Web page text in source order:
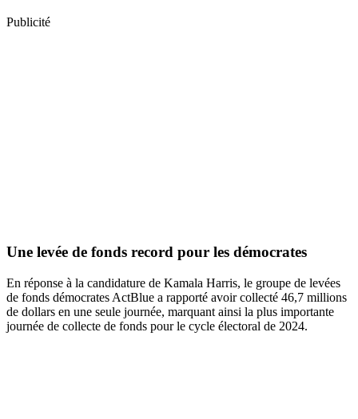
Publicité
Une levée de fonds record pour les démocrates
En réponse à la candidature de Kamala Harris, le groupe de levées
de fonds démocrates ActBlue a rapporté avoir collecté 46,7 millions
de dollars en une seule journée, marquant ainsi la plus importante
journée de collecte de fonds pour le cycle électoral de 2024.